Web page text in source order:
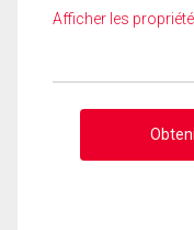
Afficher les